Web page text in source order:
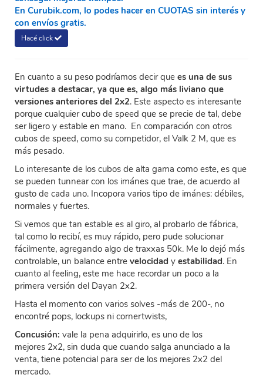
En Curubik.com, lo podes hacer en CUOTAS sin interés y
con envíos gratis.
Hacé click
En cuanto a su peso podríamos decir que es una de sus
virtudes a destacar, ya que es, algo más liviano que
versiones anteriores del 2x2. Este aspecto es interesante
porque cualquier cubo de speed que se precie de tal, debe
ser ligero y estable en mano. En comparación con otros
cubos de speed, como su competidor, el Valk 2 M, que es
más pesado.
Lo interesante de los cubos de alta gama como este, es que
se pueden tunnear con los imánes que trae, de acuerdo al
gusto de cada uno. Incopora varios tipo de imánes: débiles,
normales y fuertes.
Si vemos que tan estable es al giro, al probarlo de fábrica,
tal como lo recibí, es muy rápido, pero pude solucionar
fácilmente, agregando algo de traxxas 50k. Me lo dejó más
controlable, un balance entre velocidad y estabilidad. En
cuanto al feeling, este me hace recordar un poco a la
primera versión del Dayan 2x2.
Hasta el momento con varios solves -más de 200-, no
encontré pops, lockups ni cornertwists,
Concusión: vale la pena adquirirlo, es uno de los
mejores 2x2, sin duda que cuando salga anunciado a la
venta, tiene potencial para ser de los mejores 2x2 del
mercado.